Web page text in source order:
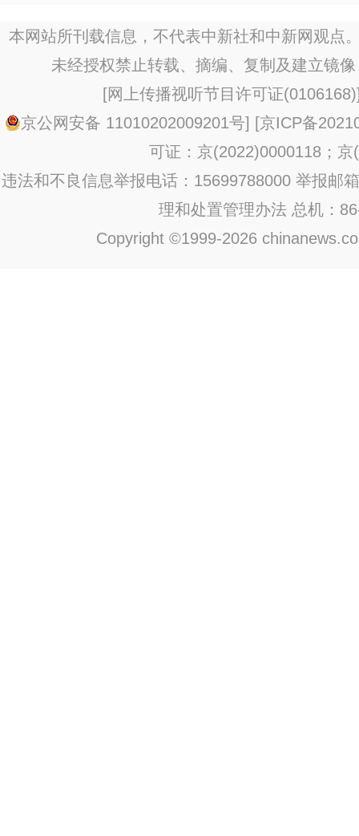
本网站所刊载信息，不代表中新社和中新网观点
未经授权禁止转载、摘编、复制及建立镜
[网上传播视听节目许可证(0106168)
京公网安备 11010202009201号] [京ICP备
可证：京(2022)0000118；京
违法和不良信息举报电话：15699788000 举报邮
理和处置管理办法 总机：
Copyright ©1999-2026